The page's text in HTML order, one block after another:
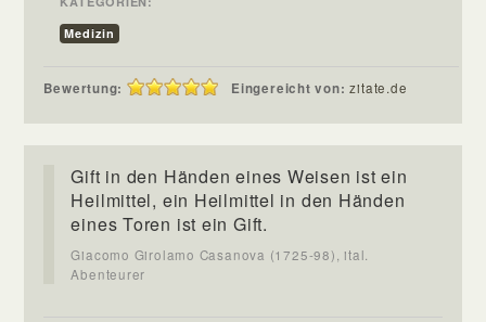
Medizin
Bewertung: Eingereicht von:zitate.de
Gift in den Händen eines Weisen ist ein
Heilmittel, ein Heilmittel in den Händen
eines Toren ist ein Gift.
Giacomo Girolamo Casanova (1725-98), ital.
Abenteurer